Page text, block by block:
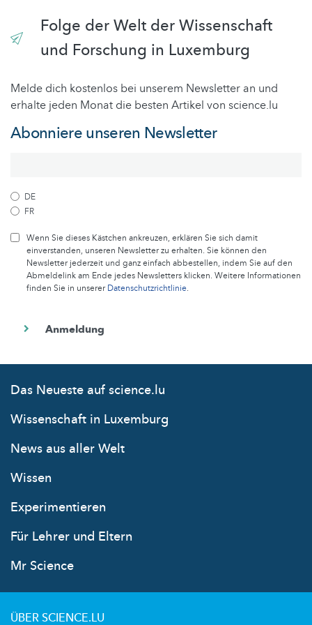
Folge der Welt der Wissenschaft
und Forschung in Luxemburg
Melde dich kostenlos bei unserem Newsletter an und
erhalte jeden Monat die besten Artikel von science.lu
Abonniere unseren Newsletter
DE
FR
Wenn Sie dieses Kästchen ankreuzen, erklären Sie sich damit
einverstanden, unseren Newsletter zu erhalten. Sie können den
Newsletter jederzeit und ganz einfach abbestellen, indem Sie auf den
Abmeldelink am Ende jedes Newsletters klicken. Weitere Informationen
finden Sie in unsererDatenschutzrichtlinie.
Das Neueste auf science.lu
Wissenschaft in Luxemburg
News aus aller Welt
Wissen
Experimentieren
Für Lehrer und Eltern
Mr Science
ÜBER SCIENCE.LU